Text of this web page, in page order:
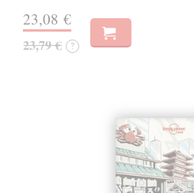
23,08 €
23,79 € ?